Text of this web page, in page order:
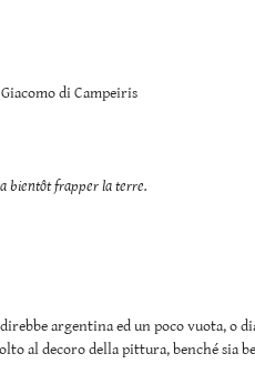
di Campeiris
bientôt frapper la terre.
argentina ed un poco vuota, o
al decoro della pittura, benché sia